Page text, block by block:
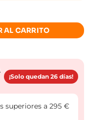
AL CARRITO
¡Solo quedan 26 días!
superiores a 295 €